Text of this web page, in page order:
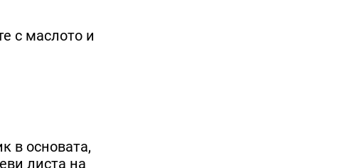
с маслото и
в основата,
листа на